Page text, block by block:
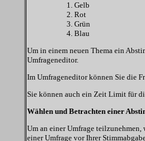
Gelb
Rot
Grün
Blau
Um in einem neuen Thema ein
Umfrageneditor.
Im Umfrageneditor können Sie die
Sie können auch ein Zeit Limit für
Wählen und Betrachten einer
Um an einer Umfrage
einer Umfrage vor Ihrer